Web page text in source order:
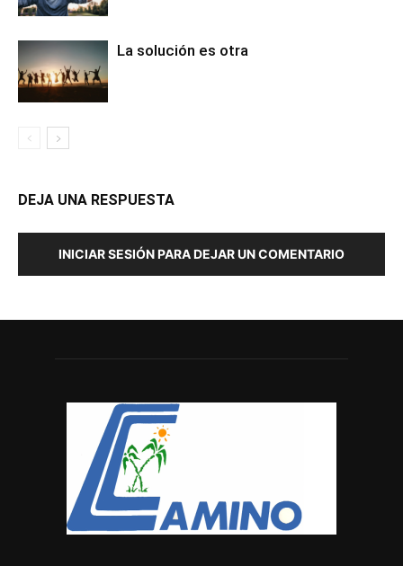
La solución es otra
DEJA UNA RESPUESTA
INICIAR SESIÓN PARA DEJAR UN COMENTARIO